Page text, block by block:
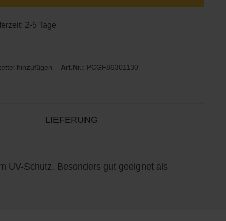
2-5 Tage
hinzufügen Art.Nr.: PCGF86301130
LIEFERUNG
UV-Schutz. Besonders gut geeignet als